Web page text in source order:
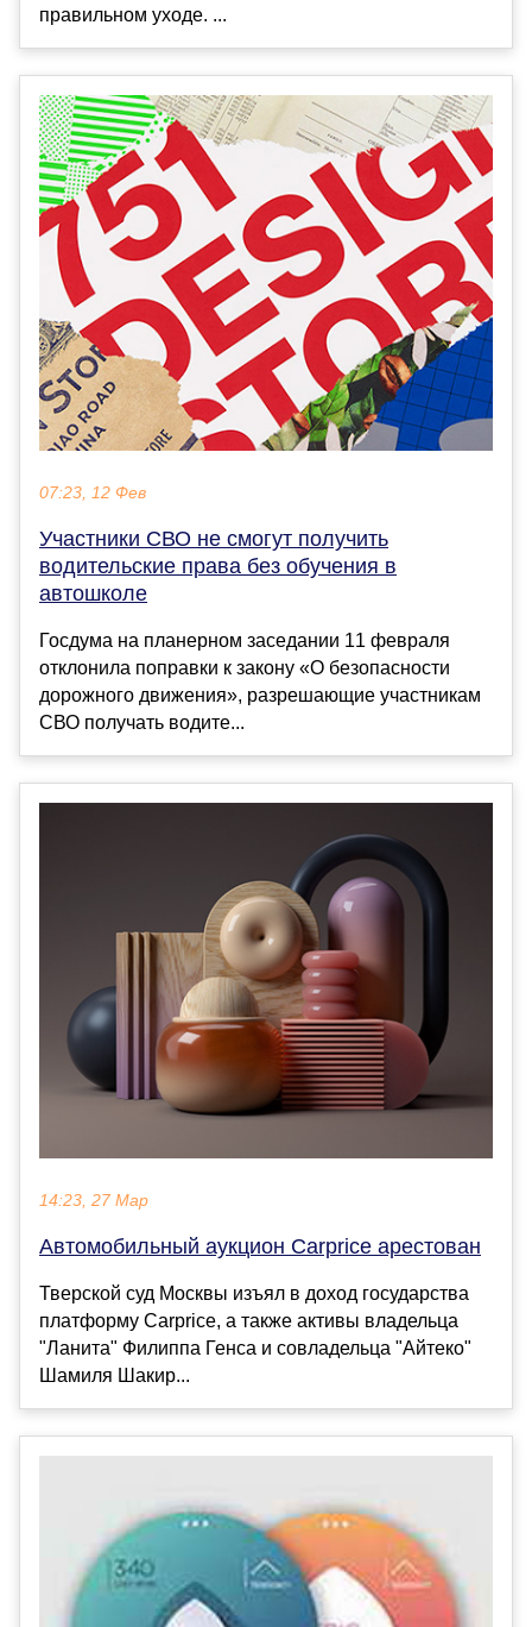
правильном уходе. ...
07:23, 12 Фев
Участники СВО не смогут получить
водительские права без обучения в
автошколе
Госдума на планерном заседании 11 февраля
отклонила поправки к закону «О безопасности
дорожного движения», разрешающие участникам
СВО получать водите...
14:23, 27 Мар
Автомобильный аукцион Carprice арестован
Тверской суд Москвы изъял в доход государства
платформу Carprice, а также активы владельца
"Ланита" Филиппа Генса и совладельца "Айтеко"
Шамиля Шакир...